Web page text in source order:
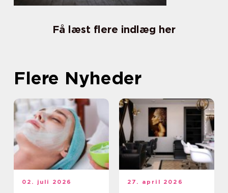
Få læst flere indlæg her
Flere Nyheder
02. juli 2026 27. april 2026